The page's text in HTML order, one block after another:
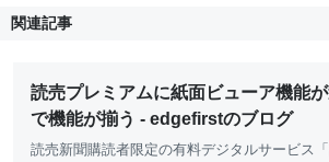
関連記事
読売プレミアムに紙面ビューア機能
で機能が揃う - edgefirstのブログ
読売新聞購読者限定の有料デジタルサービス「